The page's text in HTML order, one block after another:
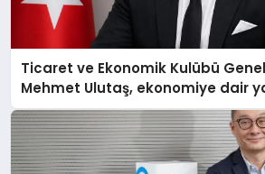
Ticaret ve Ekonomik Kulübü Genel
Mehmet Ulutaş, ekonomiye dair
açıklamada şunları kaydetti: